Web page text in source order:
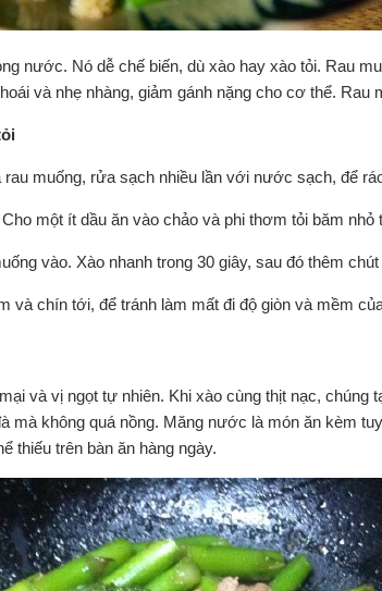
nước. Nó dễ chế biến, dù xào hay xào tỏi. Rau
và nhẹ nhàng, giảm gánh nặng cho cơ thể. Rau
rau muống, rửa sạch nhiều lần với nước sạch, để
một ít dầu ăn vào chảo và phi thơm tỏi băm nhỏ
vào. Xào nhanh trong 30 giây, sau đó thêm
và chín tới, để tránh làm mất đi độ giòn và mềm
và vị ngọt tự nhiên. Khi xào cùng thịt nạc, chúng
mà không quá nồng. Măng nước là món ăn kèm
thiếu trên bàn ăn hàng ngày.